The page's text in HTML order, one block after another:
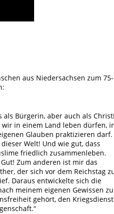
aus Niedersachsen zum 75-
als Bürgerin, aber auch als
in einem Land leben dürfen,
Glauben praktizieren darf.
Welt! Und wie gut, dass
friedlich zusammenleben.
Zum anderen ist mir das
der sich vor dem Reichstag
Daraus entwickelte sich die
meinem eigenen Gewissen zu
gehört, den Kriegsdienst